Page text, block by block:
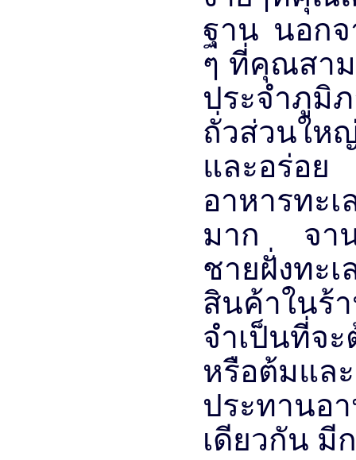
ฐาน นอก
ๆ ที่คุณสาม
ประจำภูมิ
ถั่วส่วนใ
และอร่อ
อาหารทะ
มาก จาน
ชายฝั่งทะ
สินค้าในร้
จำเป็นที่จ
หรือต้มแล
ประทานอ
เดียวกัน มี